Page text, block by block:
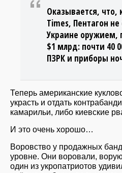
Оказывается, что,
Times, Пентагон
Украине оружием,
$1 млрд: почти 40
ПЗРК и приборы
Теперь американские
украсть и отдать
камарильи, либо киевские
И это очень хорошо…
Воровство у продажных
уровне. Они воровали,
один из укропатриотов